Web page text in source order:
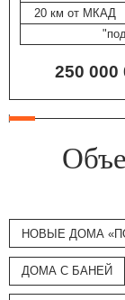
20 км от МКАД
250 000
НОВЫЕ ДОМА
ДОМА С БАНЕЙ